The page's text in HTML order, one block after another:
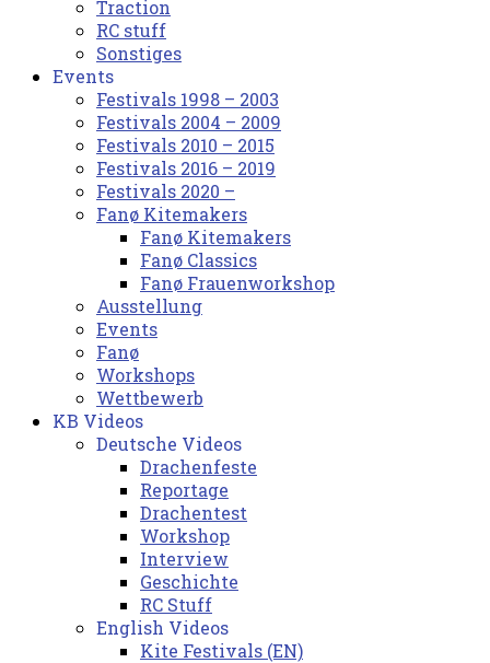
Traction
RC stuff
Sonstiges
Events
Festivals 1998 – 2003
Festivals 2004 – 2009
Festivals 2010 – 2015
Festivals 2016 – 2019
Festivals 2020 –
Fanø Kitemakers
Fanø Kitemakers
Fanø Classics
Fanø Frauenworkshop
Ausstellung
Events
Fanø
Workshops
Wettbewerb
KB Videos
Deutsche Videos
Drachenfeste
Reportage
Drachentest
Workshop
Interview
Geschichte
RC Stuff
English Videos
Kite Festivals (EN)